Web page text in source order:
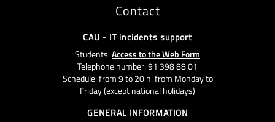
Contact
CAU - IT incidents support
Students:Access to the Web Form
Telephone number: 91 398 88 01
Schedule: from 9 to 20 h. from Monday to
Friday (except national holidays)
GENERAL INFORMATION